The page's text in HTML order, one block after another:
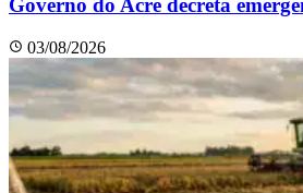
Governo do Acre decreta
03/08/2026